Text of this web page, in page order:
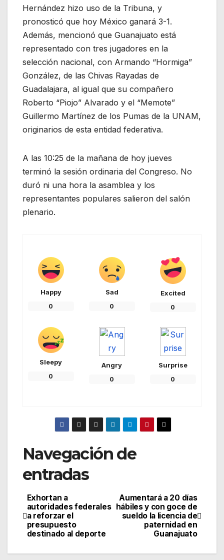
Hernández hizo uso de la Tribuna, y
pronosticó que hoy México ganará 3-1.
Además, mencionó que Guanajuato está
representado con tres jugadores en la
selección nacional, con Armando “Hormiga”
González, de las Chivas Rayadas de
Guadalajara, al igual que su compañero
Roberto “Piojo” Alvarado y el “Memote”
Guillermo Martínez de los Pumas de la UNAM,
originarios de esta entidad federativa.
A las 10:25 de la mañana de hoy jueves
terminó la sesión ordinaria del Congreso. No
duró ni una hora la asamblea y los
representantes populares salieron del salón
plenario.
Happy
0
Sad
0
Excited
0
Sleepy
0
Angry
0
Surprise
0
Navegación de
entradas
Aumentará a 20 días
hábiles y con goce de
sueldo la licencia de
paternidad en
Guanajuato
Exhortan a
autoridades federales
a reforzar el
presupuesto
destinado al deporte